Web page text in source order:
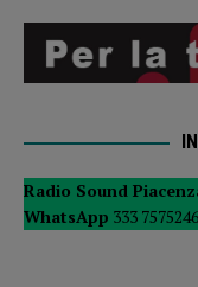
Radio Sound
WhatsApp 333